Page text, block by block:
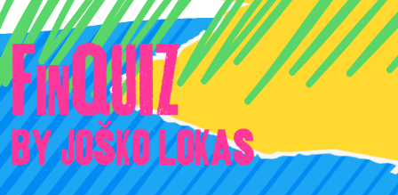
FinQuiz
by joško lokas